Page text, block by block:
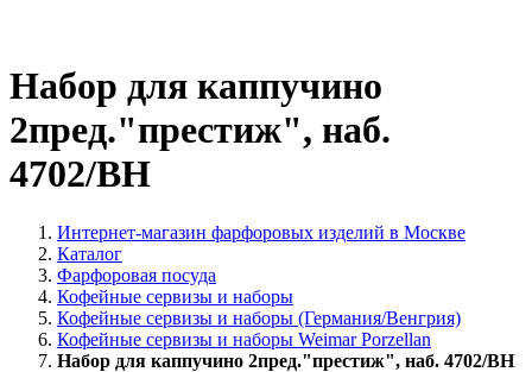
Набор для каппучино
2пред."престиж", наб.
4702/BH
Интернет-магазин фарфоровых изделий в Москве
Каталог
Фарфоровая посуда
Кофейные сервизы и наборы
Кофейные сервизы и наборы (Германия/Венгрия)
Кофейные сервизы и наборы Weimar Porzellan
Набор для каппучино 2пред."престиж", наб. 4702/BH